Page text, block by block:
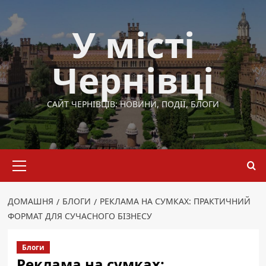
до
вмісту
У місті
Чернівці
САЙТ ЧЕРНІВЦІВ: НОВИНИ, ПОДІЇ, БЛОГИ
меню
ДОМАШНЯ БЛОГИ
РЕКЛАМА НА СУМКАХ: ПРАКТИЧНИЙ
ФОРМАТ ДЛЯ СУЧАСНОГО БІЗНЕСУ
Блоги